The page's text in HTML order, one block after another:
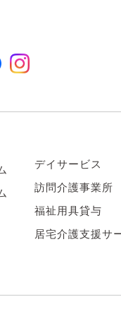
デイサービス
訪問介護事業所
福祉用具貸与
居宅介護支援サ